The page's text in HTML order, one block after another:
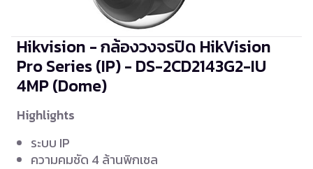
Hikvision - กล้องวงจรปิด HikVision
Pro Series (IP) - DS-2CD2143G2-IU
4MP (Dome)
Highlights
ระบบ IP
ความคมชัด 4 ล้านพิกเซล